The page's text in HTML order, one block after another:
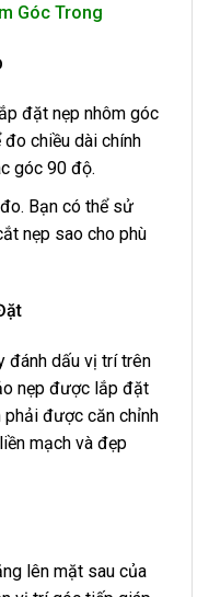
Góc Trong
đặt nẹp nhôm góc
chiều dài chính
góc 90 độ.
Bạn có thể sử
nẹp sao cho phù
đánh dấu vị trí trên
nẹp được lắp đặt
được căn chỉnh
mạch và đẹp
lên mặt sau của